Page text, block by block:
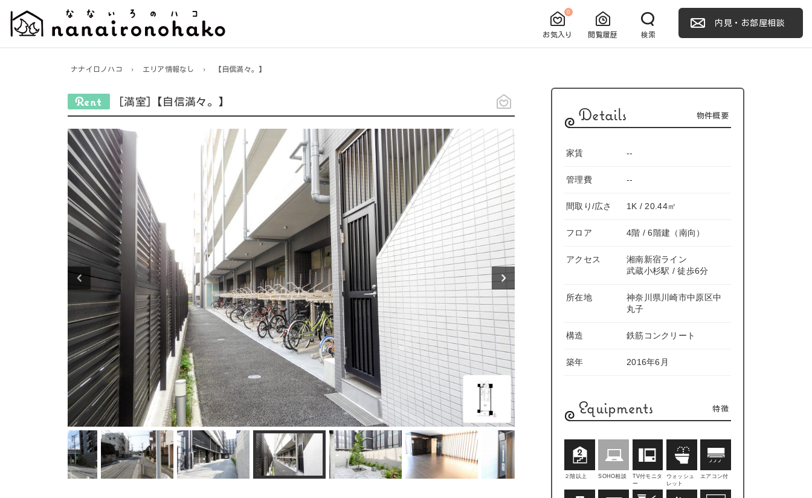
内見・お部屋相談
お気入り
0
閲覧履歴 検索
ナナイロノハコ › エリア情報なし › 【自信満々。】
[満室]【自信満々。】
Details 物件概要
家賃 --
管理費 --
間取り/広さ 1K / 20.44㎡
フロア 4階 / 6階建（南向）
アクセス
湘南新宿ライン
武蔵小杉駅 / 徒歩6分
所在地
神奈川県川崎市中原区中
丸子
構造 鉄筋コンクリート
築年 2016年6月
Equipments 特徴
２階以上 SOHO相談
TV付モニタ
ー
ウォッシュ
レット
エアコン付